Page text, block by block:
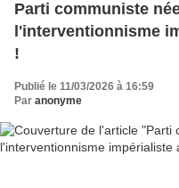
Parti communiste
l'interventionnisme
!
Publié le 11/03/2026 à 16:59
Par anonyme